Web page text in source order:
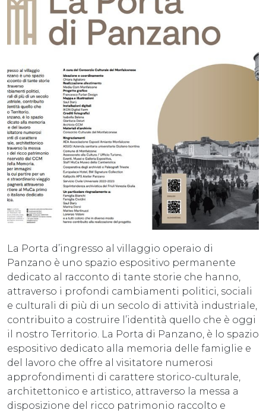
La Porta d’ingresso al villaggio operaio di
Panzano è uno spazio espositivo permanente
dedicato al racconto di tante storie che hanno,
attraverso i profondi cambiamenti politici, sociali
e culturali di più di un secolo di attività industriale,
contribuito a costruire l’identità quello che è oggi
il nostro Territorio. La Porta di Panzano, è lo spazio
espositivo dedicato alla memoria delle famiglie e
del lavoro che offre al visitatore numerosi
approfondimenti di carattere storico-culturale,
architettonico e artistico, attraverso la messa a
disposizione del ricco patrimonio raccolto e